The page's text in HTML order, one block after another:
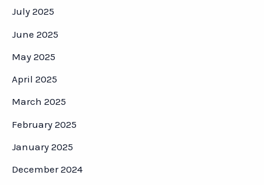
July 2025
June 2025
May 2025
April 2025
March 2025
February 2025
January 2025
December 2024